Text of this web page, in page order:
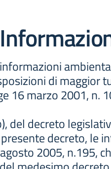
di maggior
16 marzo 2001, n.
del decreto
decreto, le
2005, n.195,